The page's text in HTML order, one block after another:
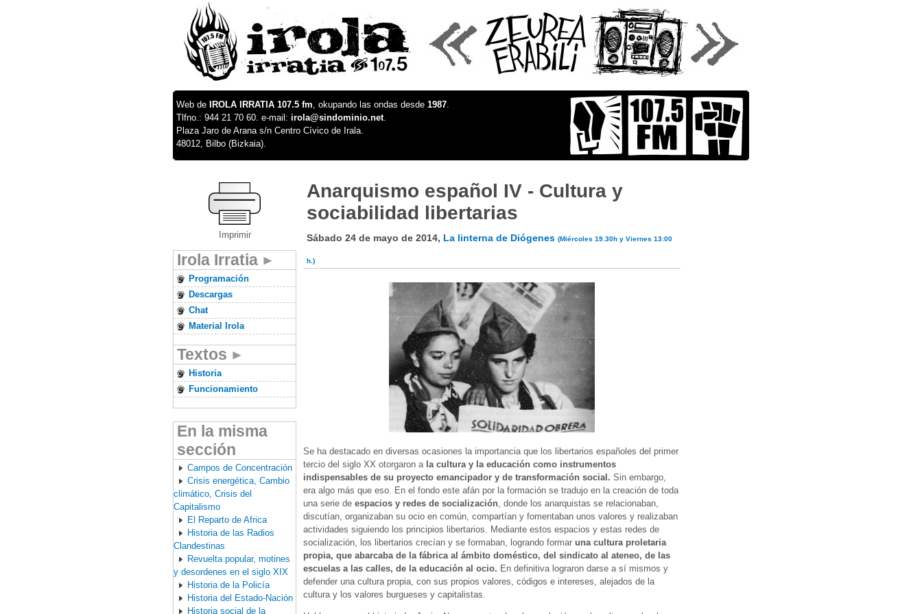
Web de IROLA IRRATIA 107.5 fm, okupando las ondas desde 1987.
Tlfno.: 944 21 70 60. e-mail: irola@sindominio.net.
Plaza Jaro de Arana s/n Centro Cívico de Irala.
48012, Bilbo (Bizkaia).
Imprimir
Irola Irratia
Programación
Descargas
Chat
Material Irola
Textos
Historia
Funcionamiento
En la misma
sección
Campos de Concentración
Crisis energética, Cambio
climático, Crisis del
Capitalismo
El Reparto de Africa
Historia de las Radios
Clandestinas
Revuelta popular, motines
y desordenes en el siglo XIX
Historia de la Policía
Historia del Estado-Nación
Historia social de la
Anarquismo español IV - Cultura y
sociabilidad libertarias
Sábado 24 de mayo de 2014, La linterna de Diógenes (Miércoles 19.30h y Viernes 13:00
h.)
Se ha destacado en diversas ocasiones la importancia que los libertarios españoles del primer
tercio del siglo XX otorgaron a la cultura y la educación como instrumentos
indispensables de su proyecto emancipador y de transformación social. Sin embargo,
era algo más que eso. En el fondo este afán por la formación se tradujo en la creación de toda
una serie de espacios y redes de socialización , donde los anarquistas se relacionaban,
discutían, organizaban su ocio en común, compartían y fomentaban unos valores y realizaban
actividades siguiendo los principios libertarios. Mediante estos espacios y estas redes de
socialización, los libertarios crecían y se formaban, logrando formar una cultura proletaria
propia, que abarcaba de la fábrica al ámbito doméstico, del sindicato al ateneo, de las
escuelas a las calles, de la educación al ocio. En definitiva lograron darse a sí mismos y
defender una cultura propia, con sus propios valores, códigos e intereses, alejados de la
cultura y los valores burgueses y capitalistas.